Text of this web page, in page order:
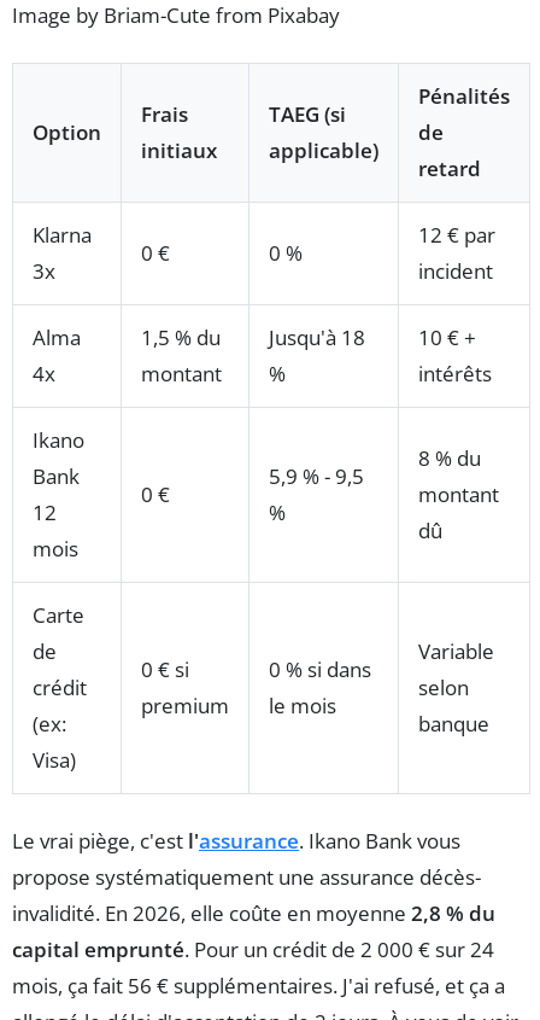
Image by Briam-Cute from Pixabay
Option
Frais
initiaux
TAEG (si
applicable)
Pénalités
de
retard
Klarna
3x
0 € 0 %
12 € par
incident
Alma
4x
1,5 % du
montant
Jusqu'à 18
%
10 € +
intérêts
Ikano
Bank
12
mois
0 €
5,9 % - 9,5
%
8 % du
montant
dû
Carte
de
crédit
(ex:
Visa)
0 € si
premium
0 % si dans
le mois
Variable
selon
banque
Le vrai piège, c'est l'assurance. Ikano Bank vous
propose systématiquement une assurance décès-
invalidité. En 2026, elle coûte en moyenne 2,8 % du
capital emprunté. Pour un crédit de 2 000 € sur 24
mois, ça fait 56 € supplémentaires. J'ai refusé, et ça a